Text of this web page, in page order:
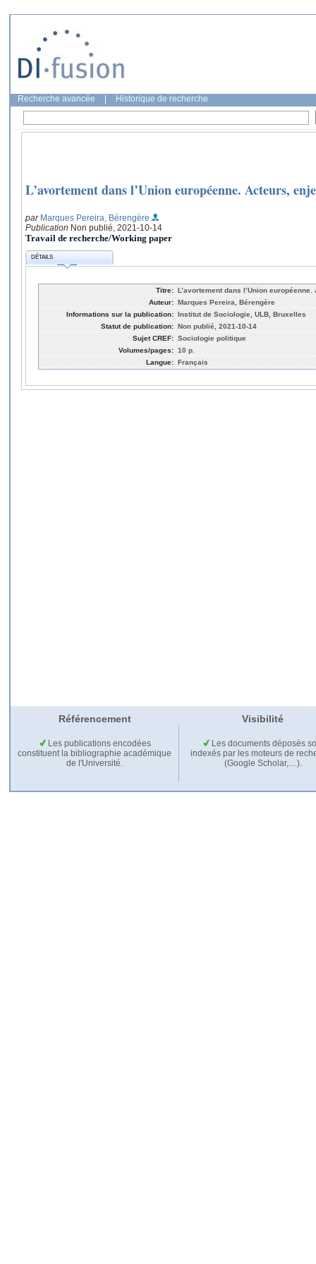
Recherche avancée Historique de recherche
L’avortement dans l’Union européenne. Acteurs,
par Marques Pereira, Bérengère
Publication Non publié, 2021-10-14
Travail de recherche/Working paper
DÉTAILS
Titre: L’avortement dans l’Union
Auteur: Marques Pereira, Bérengère
Informations sur la publication: Institut de Sociologie, ULB, Bruxelles
Statut de publication: Non publié, 2021-10-14
Sujet CREF: Sociologie politique
Volumes/pages: 10 p.
Langue: Français
Référencement Visibilité
Les publications encodées
constituent la bibliographie académique
de l'Université.
Les documents déposés
indexés par les moteurs de
(Google Scholar,…).